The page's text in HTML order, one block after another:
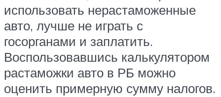
использовать нерастаможенные
авто, лучше не играть с
госорганами и заплатить.
Воспользовавшись калькулятором
растаможки авто в РБ можно
оценить примерную сумму налогов.